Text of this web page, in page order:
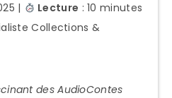
| Lecture : 10 minutes
Collections &
des AudioContes